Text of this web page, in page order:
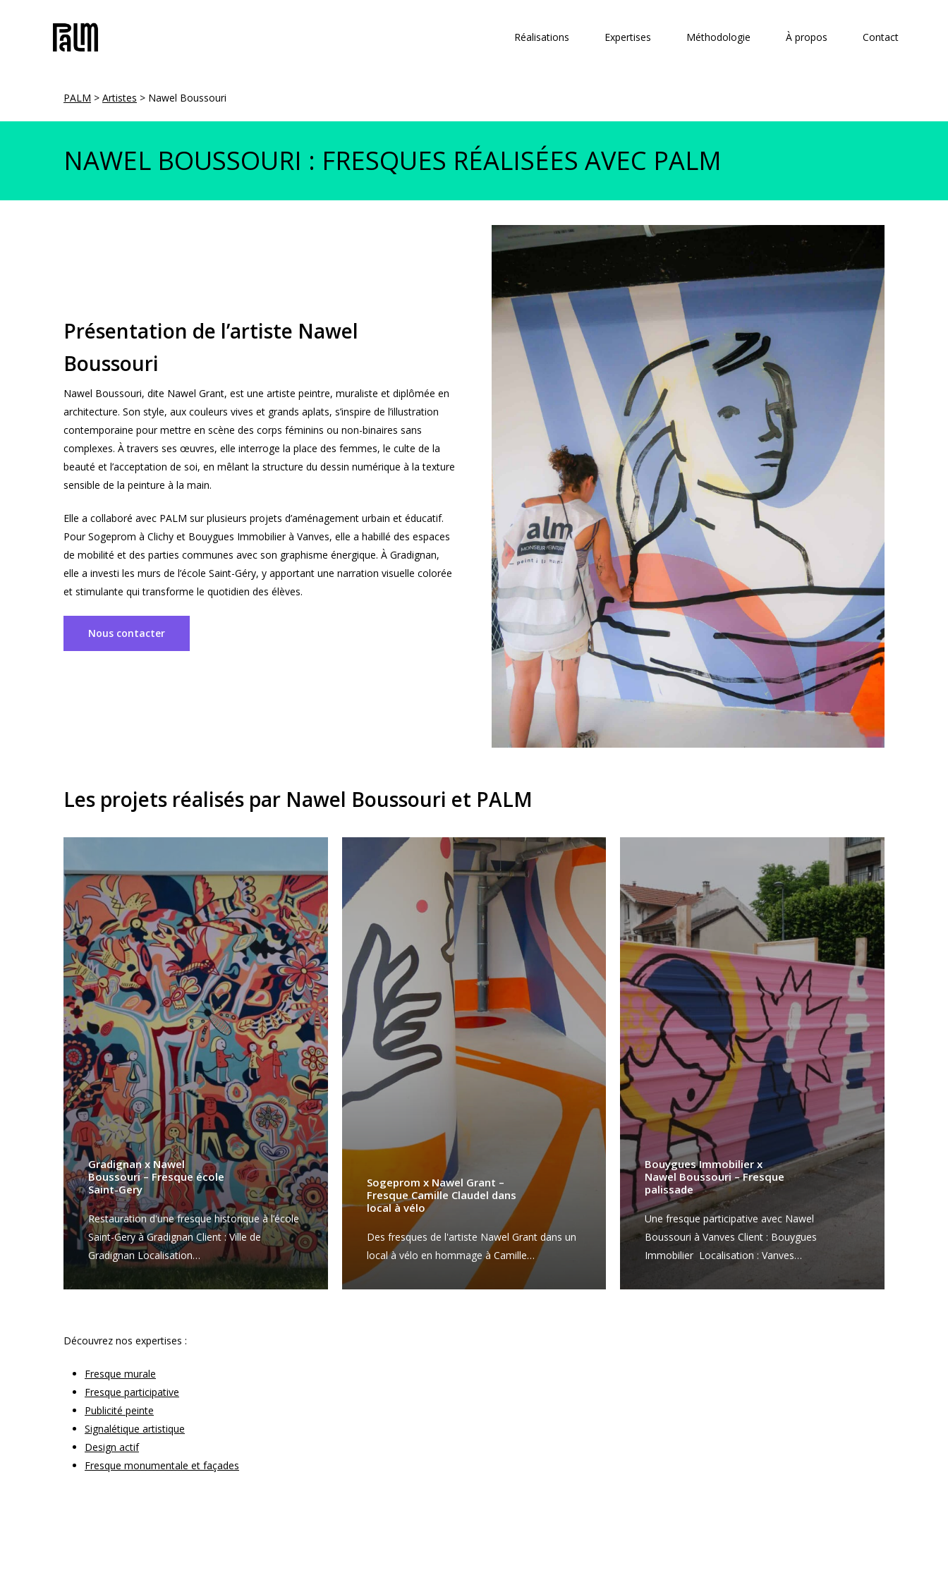
Réalisations Expertises Méthodologie À propos Contact
PALM > Artistes > Nawel Boussouri
NAWEL BOUSSOURI : FRESQUES RÉALISÉES AVEC PALM
Présentation de l’artiste Nawel
Boussouri
Nawel Boussouri, dite Nawel Grant, est une artiste peintre, muraliste et diplômée en
architecture. Son style, aux couleurs vives et grands aplats, s’inspire de l’illustration
contemporaine pour mettre en scène des corps féminins ou non-binaires sans
complexes. À travers ses œuvres, elle interroge la place des femmes, le culte de la
beauté et l’acceptation de soi, en mêlant la structure du dessin numérique à la texture
sensible de la peinture à la main.
Elle a collaboré avec PALM sur plusieurs projets d’aménagement urbain et éducatif.
Pour Sogeprom à Clichy et Bouygues Immobilier à Vanves, elle a habillé des espaces
de mobilité et des parties communes avec son graphisme énergique. À Gradignan,
elle a investi les murs de l’école Saint-Géry, y apportant une narration visuelle colorée
et stimulante qui transforme le quotidien des élèves.
Nous contacter
Les projets réalisés par Nawel Boussouri et PALM
Gradignan x Nawel
Boussouri – Fresque école
Saint-Gery
Restauration d'une fresque historique à l’école
Saint-Gery à Gradignan Client : Ville de
Gradignan Localisation…
Sogeprom x Nawel Grant –
Fresque Camille Claudel dans
local à vélo
Des fresques de l'artiste Nawel Grant dans un
local à vélo en hommage à Camille…
Bouygues Immobilier x
Nawel Boussouri – Fresque
palissade
Une fresque participative avec Nawel
Boussouri à Vanves Client : Bouygues
Immobilier Localisation : Vanves…
Découvrez nos expertises :
Fresque murale
Fresque participative
Publicité peinte
Signalétique artistique
Design actif
Fresque monumentale et façades